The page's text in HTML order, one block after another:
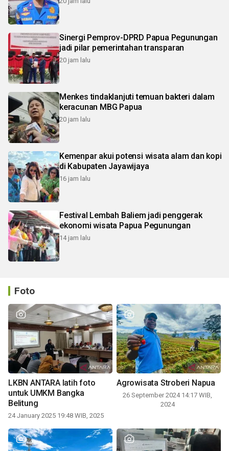
Sinergi Pemprov-DPRD Papua Pegunungan
jadi pilar pemerintahan transparan
20 jam lalu
Menkes tindaklanjuti temuan bakteri dalam
keracunan MBG Papua
20 jam lalu
Kemenpar akui potensi wisata alam dan kopi
di Kabupaten Jayawijaya
16 jam lalu
Festival Lembah Baliem jadi penggerak
ekonomi wisata Papua Pegunungan
14 jam lalu
Foto
LKBN ANTARA latih foto
untuk UMKM Bangka
Belitung
24 January 2025 19:48 WIB, 2025
Agrowisata Stroberi Napua
26 September 2024 14:17 WIB,
2024